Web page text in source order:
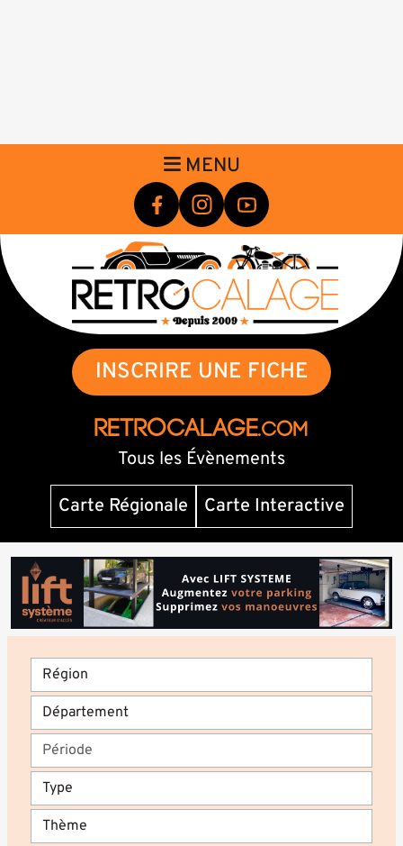
MENU
INSCRIRE UNE FICHE
RETROCALAGE.com
Tous les Évènements
Carte Régionale
Carte Interactive